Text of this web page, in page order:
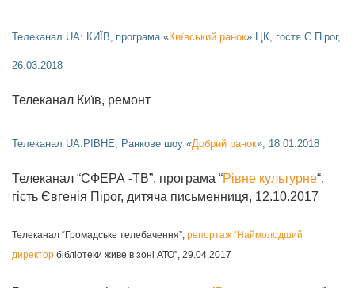
Телеканал UA: КИЇВ, програма «Київський ранок» ЦК, гостя Є.Пірог,
26.03.2018
Телеканал Київ, ремонт
Телеканал UA:РІВНЕ, Ранкове шоу «Добрий ранок», 18.01.2018
Телеканал “СФЕРА -ТВ”, програма “Рівне культурне“,
гість Євгенія Пірог, дитяча письменниця, 12.10.2017
Телеканал “Громадське телебачення”, репортаж “Наймолодший
директор бібліотеки живе в зоні АТО”, 29.04.2017